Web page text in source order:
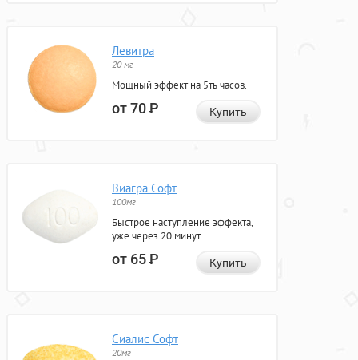
Левитра
20 мг
Мощный эффект на 5ть часов.
от 70Р Купить
Виагра Софт
100мг
Быстрое наступление эффекта,
уже через 20 минут.
от 65Р Купить
Сиалис Софт
20мг